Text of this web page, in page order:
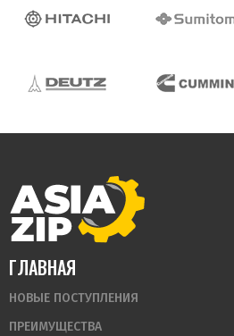
ГЛАВНАЯ
НОВЫЕ ПОСТУПЛЕНИЯ
ПРЕИМУЩЕСТВА